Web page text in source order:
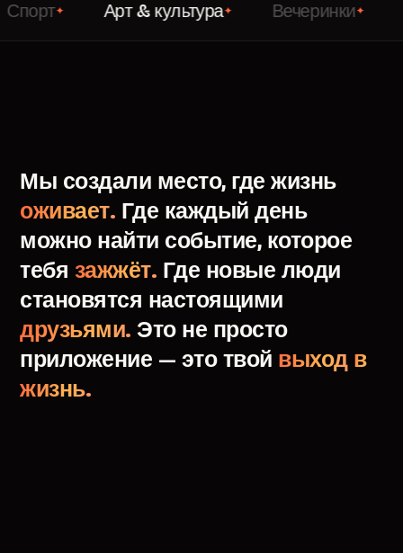
Арт & культура✦ Вечеринки✦ Лекции
Мы создали место, где жизнь
оживает. Где каждый день
можно найти событие, которое
тебя зажжёт. Где новые люди
становятся настоящими
друзьями. Это не просто
приложение — это твой выход в
жизнь.